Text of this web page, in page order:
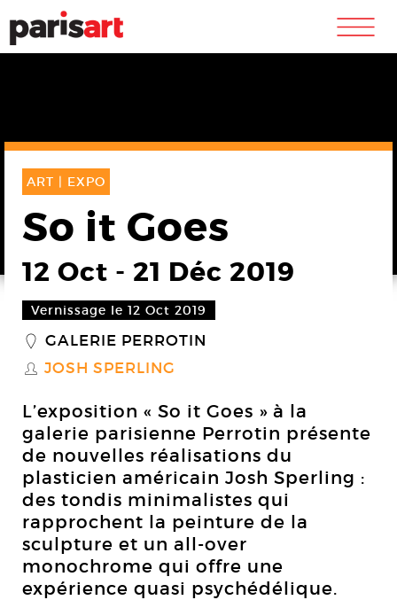
m
ART | EXPO
So it Goes
12 Oct - 21 Déc 2019
Vernissage le 12 Oct 2019
_ GALERIE PERROTIN
S JOSH SPERLING
L’exposition « So it Goes » à la
galerie parisienne Perrotin présente
de nouvelles réalisations du
plasticien américain Josh Sperling :
des tondis minimalistes qui
rapprochent la peinture de la
sculpture et un all-over
monochrome qui offre une
expérience quasi psychédélique.